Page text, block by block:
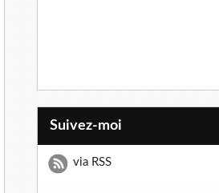
Suivez-moi
via RSS